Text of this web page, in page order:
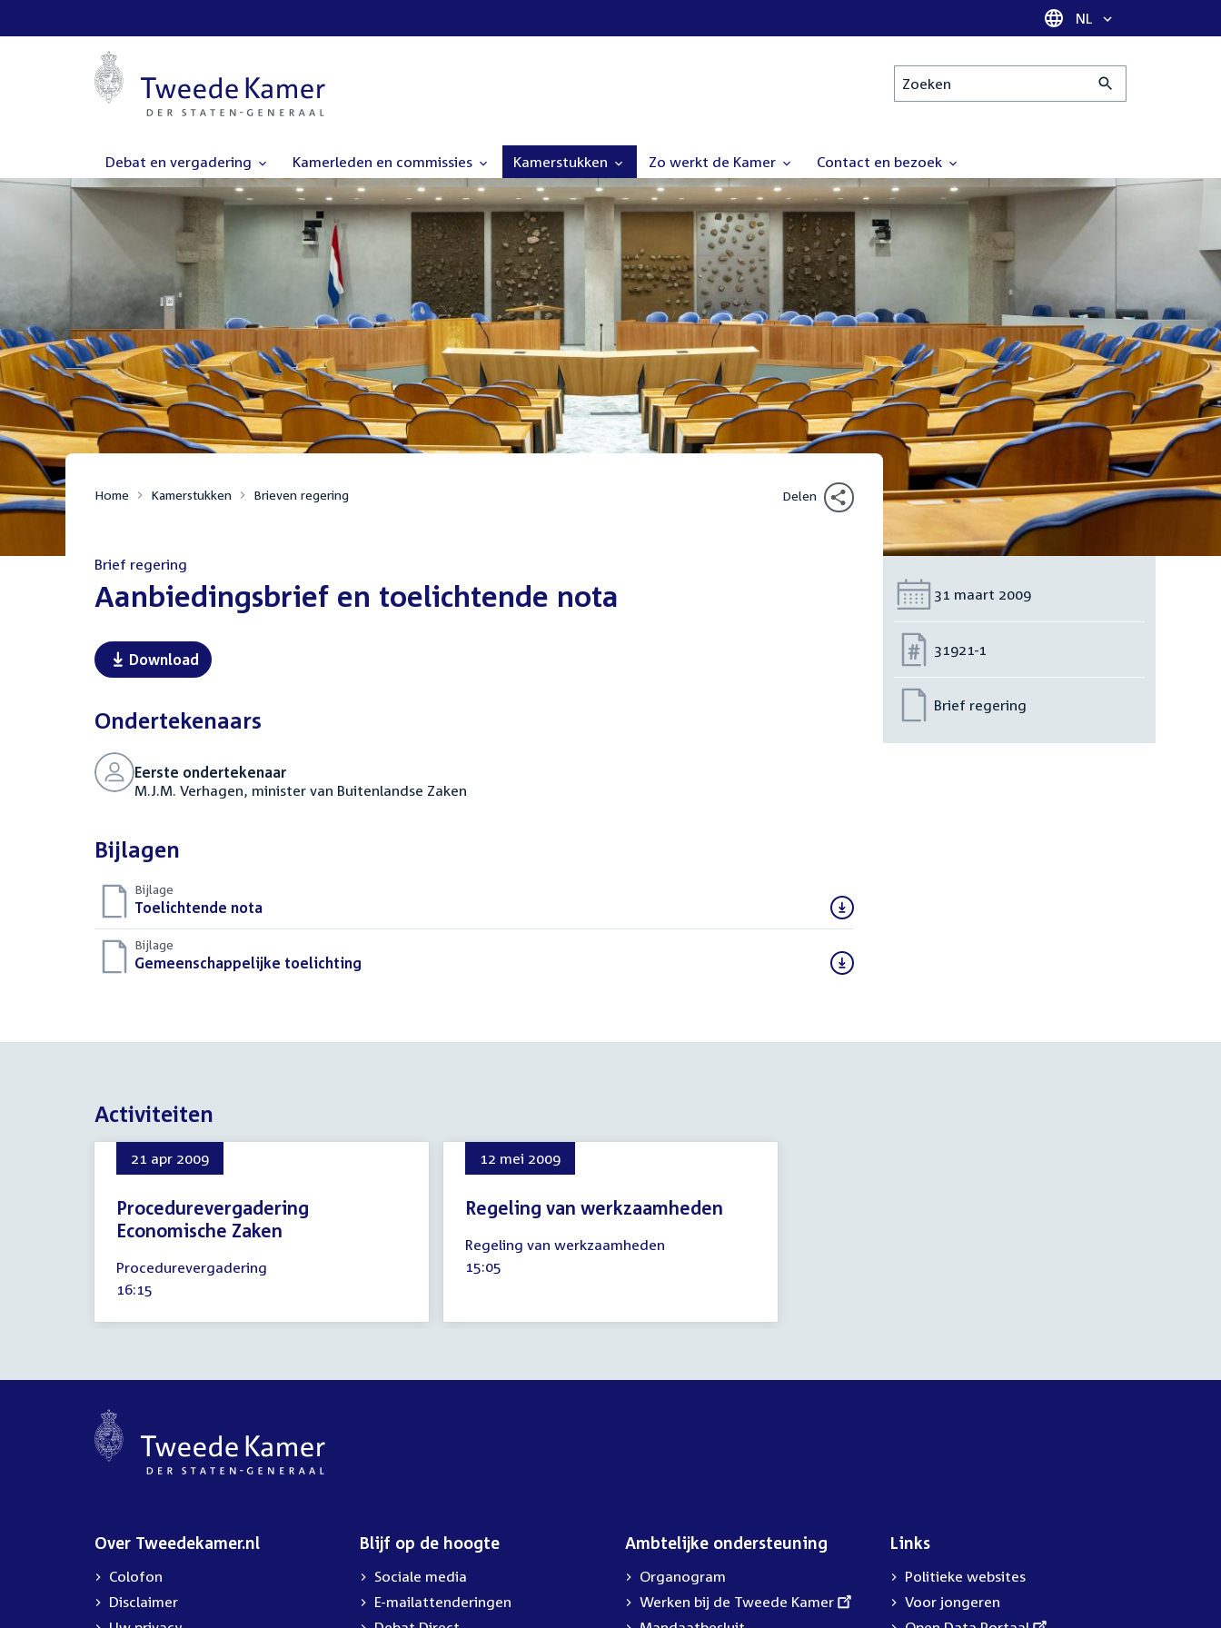
Taal selectie
NL
Zoeken
Debat en vergadering Kamerleden en commissies Kamerstukken Zo werkt de Kamer Contact en bezoek
Home Kamerstukken Brieven regering Delen
Brief regering
Aanbiedingsbrief en toelichtende nota
Download
Ondertekenaars
Eerste ondertekenaar
M.J.M. Verhagen, minister van Buitenlandse Zaken
Bijlagen
Bijlage
Download
bestand:
Toelichtende nota
Bijlage
Download
Gemeenschappelijke toelichting
Datum:
31 maart 2009
Nummer:
31921-1
Brief regering
Activiteiten
21 apr 2009
Procedurevergadering
Economische Zaken
april
2009
Procedurevergadering
Tijd
16:15
12 mei 2009
Regeling van werkzaamheden
mei
2009
Regeling van werkzaamheden
Tijd
15:05
Over Tweedekamer.nl
Colofon
Disclaimer
Blijf op de hoogte
Sociale media
E-mailattenderingen
Ambtelijke ondersteuning
Organogram
External
link:
Werken bij de Tweede Kamer
Links
Politieke websites
Voor jongeren